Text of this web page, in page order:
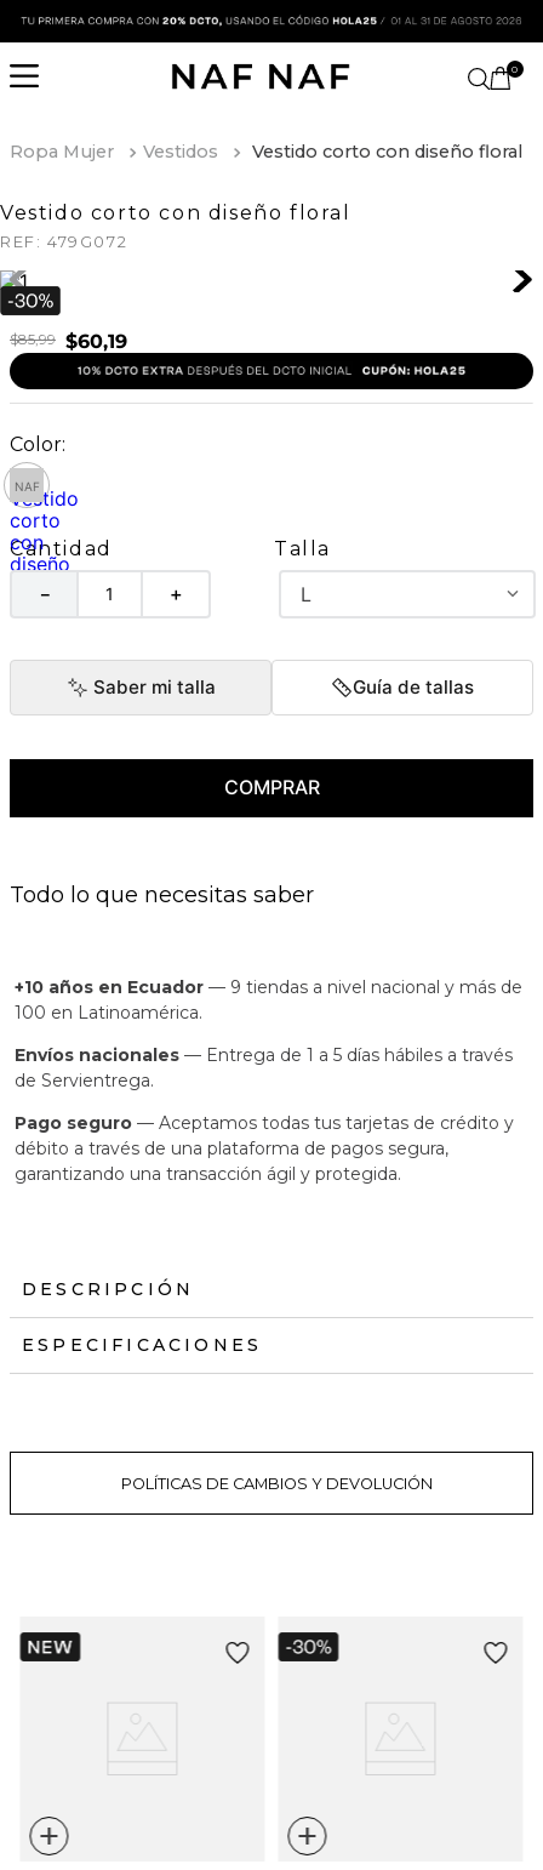
0
Ropa Mujer Vestidos Vestido corto con diseño floral
Vestido corto con diseño floral
REF: 479G072
$85,99 $60,19
Cantidad
＋
－
Talla
L
Saber mi talla Guía de tallas
COMPRAR
Todo lo que necesitas saber
+10 años en Ecuador — 9 tiendas a nivel nacional y más de
100 en Latinoamérica.
Envíos nacionales — Entrega de 1 a 5 días hábiles a través
de Servientrega.
Pago seguro — Aceptamos todas tus tarjetas de crédito y
débito a través de una plataforma de pagos segura,
garantizando una transacción ágil y protegida.
DESCRIPCIÓN
ESPECIFICACIONES
POLÍTICAS DE CAMBIOS Y DEVOLUCIÓN
+ +